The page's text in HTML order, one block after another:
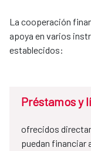
La cooperación
apoya en varios
establecidos:
Préstamos y
ofrecidos
puedan financiar